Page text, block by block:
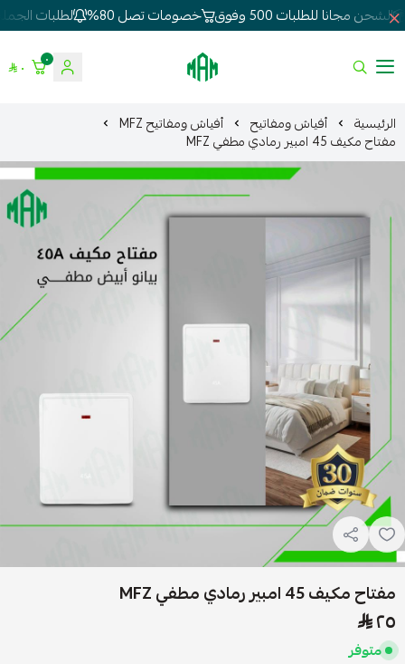
الشحن مجانا للطلبات 500 وفوق خصومات تصل 80% لطلبات
الموسى للإنارة
٠ ٠
الرئيسية أفياش ومفاتيح أفياش ومفاتيح MFZ
مفتاح مكيف 45 امبير رمادي مطفي MFZ
مفتاح مكيف 45 امبير رمادي مطفي MFZ
٢٥
متوفر